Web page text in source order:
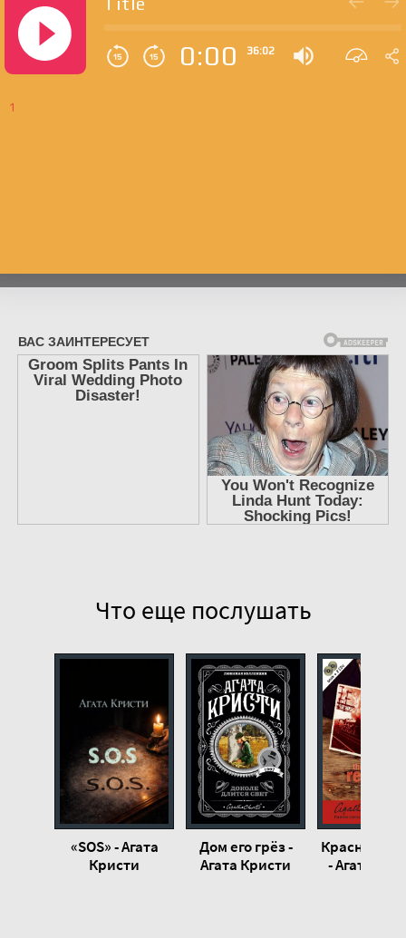
0:00 36:02
1
Что еще послушать
«SOS» - Агата
Кристи
Дом его грёз -
Агата Кристи
Красный
- Агата